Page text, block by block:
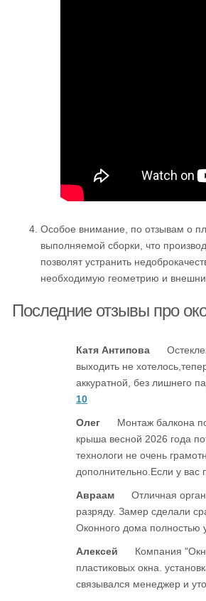
Особое внимание, по отзывам о
выполняемой сборки, что
позволят устранить
необходимую геометрию и
Последние отзывы про
Катя Антипова
выходить не
аккуратной, без лишнего
10
Олег
Монтаж балкона
крыша весной 2026 года
технологи не очень
дополнительно.Если у вас
Авраам
Отличная
разряду. Замер сделали
Оконного дома полностью
Алексей
Компания
пластиковых окна.
связывался менеджер и